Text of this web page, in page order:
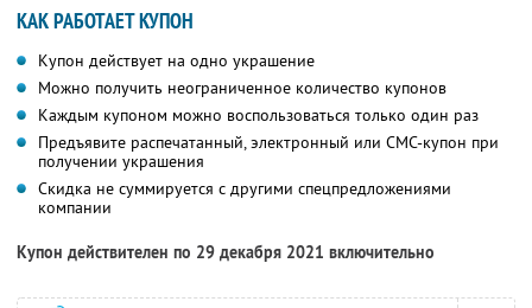
КАК РАБОТАЕТ КУПОН
Купон действует на одно украшение
Можно получить неограниченное количество купонов
Каждым купоном можно воспользоваться только один раз
Предъявите распечатанный, электронный или СМС-купон при
получении украшения
Скидка не суммируется с другими спецпредложениями
компании
Купон действителен по 29 декабря 2021 включительно